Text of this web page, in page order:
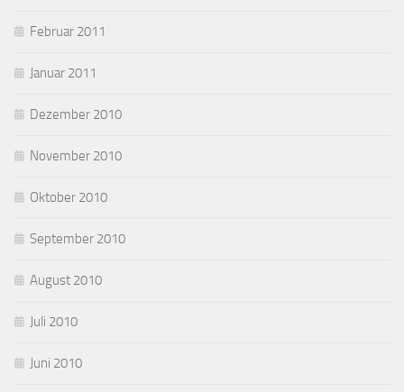
Februar 2011
Januar 2011
Dezember 2010
November 2010
Oktober 2010
September 2010
August 2010
Juli 2010
Juni 2010